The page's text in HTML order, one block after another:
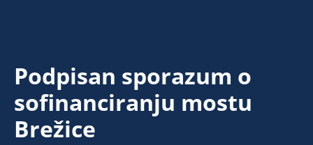
Podpisan sporazum o
sofinanciranju mostu
Brežice